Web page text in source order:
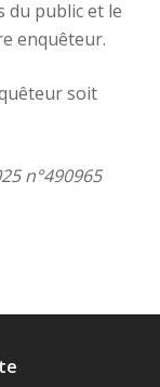
du public et le
enquêteur.
soit
n°490965